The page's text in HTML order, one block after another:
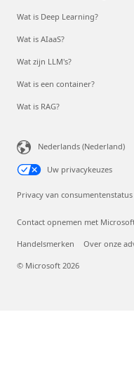
Wat is Deep Learning?
Wat is AIaaS?
Wat zijn LLM's?
Wat is een container?
Wat is RAG?
Nederlands (Nederland)
Uw privacykeuzes
Privacy van consumentenstatus
Contact opnemen met
Handelsmerken Over onze
© Microsoft 2026